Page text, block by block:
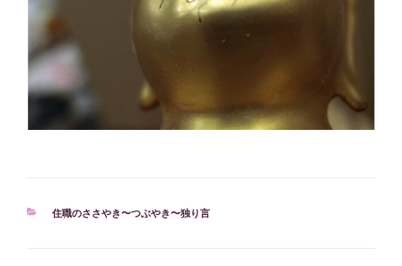
カ
住職のささやき〜つぶやき〜独り言